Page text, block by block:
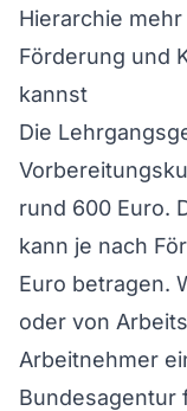
Hierarchie
Förderung und
kannst
Die
rund 600 Euro.
kann je nach
Euro betragen.
oder von
Arbeitnehmer
Bundesagentur